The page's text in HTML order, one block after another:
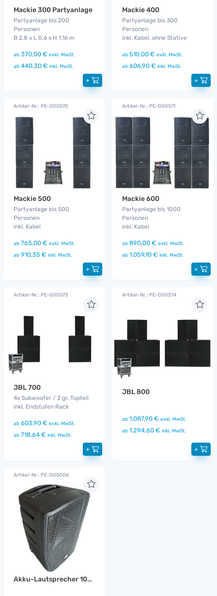
Mackie 300 Partyanlage
Partyanlage bis 200
Personen
B 2,8 x L 0,6 x H 1,16 m
ab 370,00 € exkl. MwSt.
ab 440,30 € inkl. MwSt.
+
Mackie 400
Partyanlage bis 300
Personen
inkl. Kabel, ohne Stative
ab 510,00 € exkl. MwSt.
ab 606,90 € inkl. MwSt.
+
Artikel-Nr.: PE-000570
Mackie 500
Partyanlage bis 500
Personen
inkl. Kabel
ab 765,00 € exkl. MwSt.
ab 910,35 € inkl. MwSt.
+
Artikel-Nr.: PE-000571
Mackie 600
Partyanlage bis 1000
Personen
inkl. Kabel
ab 890,00 € exkl. MwSt.
ab 1.059,10 € inkl. MwSt.
+
Artikel-Nr.: PE-000573
JBL 700
4x Subwoofer / 2 gr. Topteil
inkl. Endstufen Rack
ab 603,90 € exkl. MwSt.
ab 718,64 € inkl. MwSt.
+
Artikel-Nr.: PE-000574
JBL 800
ab 1.087,90 € exkl. MwSt.
ab 1.294,60 € inkl. MwSt.
+
Artikel-Nr.: PE-005006
Akku-Lautsprecher 10BT2